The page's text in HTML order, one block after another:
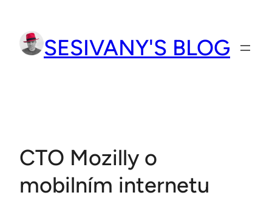
obsah
SESIVANY'S BLOG
CTO Mozilly o
mobilním internetu